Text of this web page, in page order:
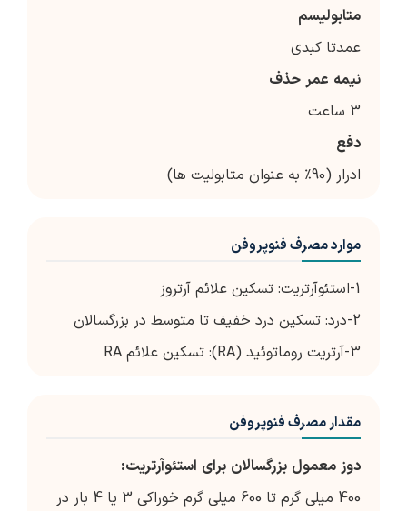
متابولیسم
عمدتا کبدی
نیمه عمر حذف
3 ساعت
دفع
ادرار (90٪ به عنوان متابولیت ها)
موارد مصرف فنوپروفن
1-استئوآرتریت: تسکین علائم آرتروز
2-درد: تسکین درد خفیف تا متوسط در بزرگسالان
3-آرتریت روماتوئید (RA): تسکین علائم RA
مقدار مصرف فنوپروفن
دوز معمول بزرگسالان برای استئوآرتریت:
400 میلی گرم تا 600 میلی گرم خوراکی 3 یا 4 بار در